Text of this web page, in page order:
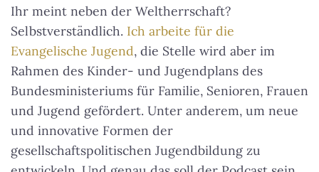
Ihr meint neben der Weltherrschaft?
Selbstverständlich. Ich arbeite für die
Evangelische Jugend, die Stelle wird aber im
Rahmen des Kinder- und Jugendplans des
Bundesministeriums für Familie, Senioren, Frauen
und Jugend gefördert. Unter anderem, um neue
und innovative Formen der
gesellschaftspolitischen Jugendbildung zu